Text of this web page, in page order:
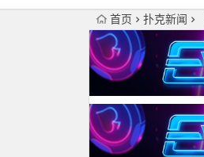
首页 扑克新闻